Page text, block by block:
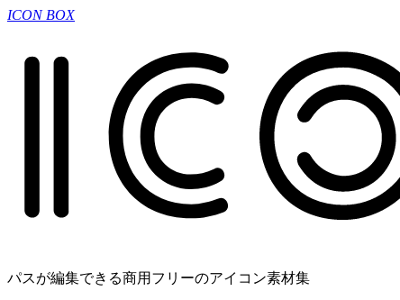
ICON BOX
パスが編集できる商用フリーのアイコン素材集